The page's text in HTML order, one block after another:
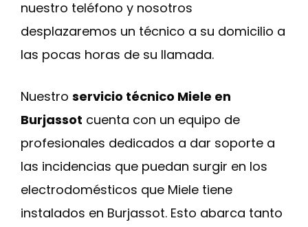
nuestro teléfono y nosotros
desplazaremos un técnico a su domicilio a
las pocas horas de su llamada.
Nuestro servicio técnico Miele en
Burjassot cuenta con un equipo de
profesionales dedicados a dar soporte a
las incidencias que puedan surgir en los
electrodomésticos que Miele tiene
instalados en Burjassot. Esto abarca tanto